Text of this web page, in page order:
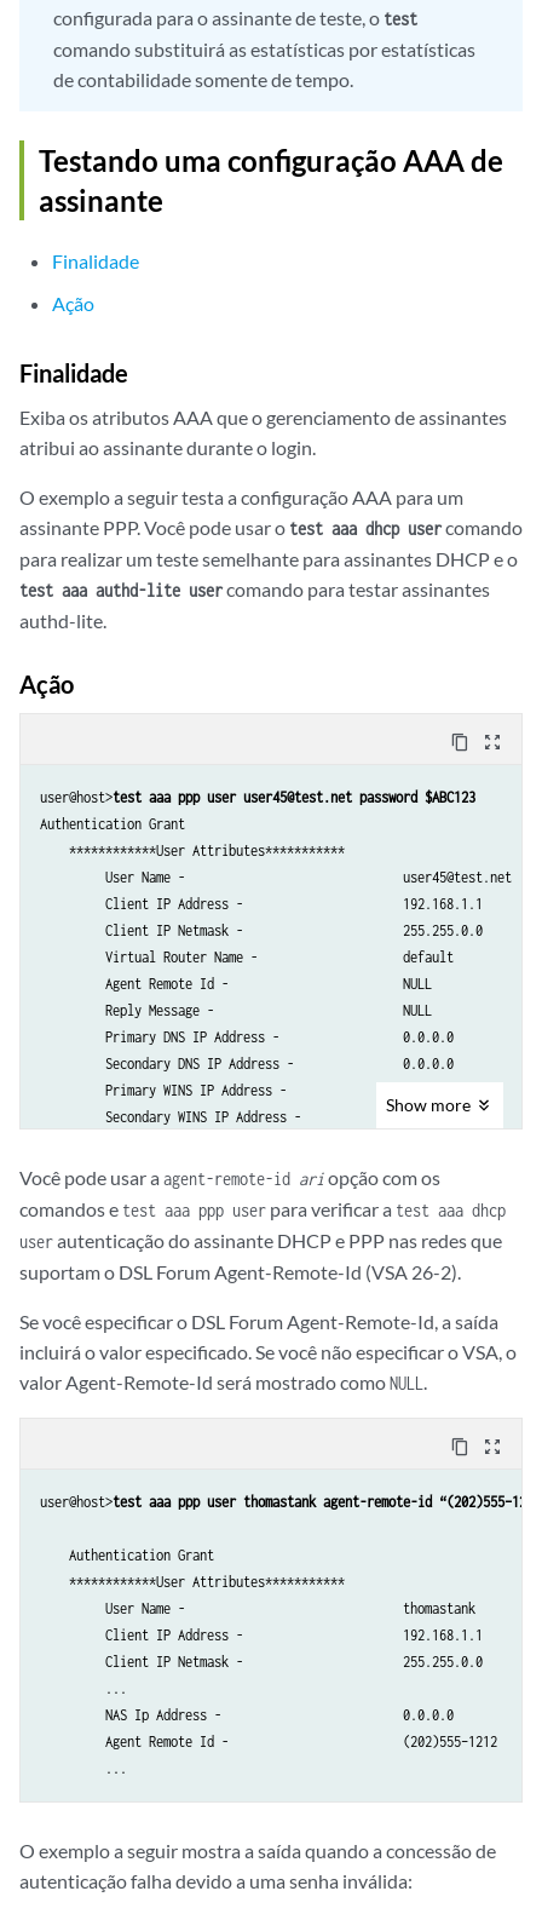
configurada para o assinante de teste, o test
comando substituirá as estatísticas por estatísticas
de contabilidade somente de tempo.
Testando uma configuração AAA de
assinante
Finalidade
Ação
Finalidade
Exiba os atributos AAA que o gerenciamento de assinantes
atribui ao assinante durante o login.
O exemplo a seguir testa a configuração AAA para um
assinante PPP. Você pode usar o test aaa dhcp usercomando
para realizar um teste semelhante para assinantes DHCP e o
test aaa authd-lite usercomando para testar assinantes
authd-lite.
Ação
content_copy zoom_out_map
user@host>test aaa ppp user user45@test.net password $ABC123
Authentication Grant
    ************User Attributes***********
User Name -
         Client IP Address -                      192.168.1.1
         Client IP Netmask -                      255.255.0.0
         Virtual Router Name -                    default
         Agent Remote Id -                        NULL
         Reply Message -                          NULL
         Primary DNS IP Address -                 0.0.0.0
         Secondary DNS IP Address -               0.0.0.0
         Primary WINS IP Address -                0.0.0.0
         Secondary WINS IP Address -              0.0.0.0
         Secondary DNS IPv6 Address  -            ::
         Class Attribute -                        TEST
         Service Type -                           0
         Client IPv6 Address -                    ::
         Framed IPv6 Prefix -                     ::/0
         Framed IPv6 Pool -                       not-set
         NDRA IPv6 Prefix -                       not-set
         Framed Interface Id -                    0:0:0:0
         Delegated IPv6 Pool -                    not-set
         Cos shaping rate -                       100m
         Filter Id -                              not set
Show more
Você pode usar a agent-remote-id ariopção com os
comandos e test aaa ppp user para verificar a test aaa dhcp
userautenticação do assinante DHCP e PPP nas redes que
suportam o DSL Forum Agent-Remote-Id (VSA 26-2).
Se você especificar o DSL Forum Agent-Remote-Id, a saída
incluirá o valor especificado. Se você não especificar o VSA, o
valor Agent-Remote-Id será mostrado comoNULL .
content_copy zoom_out_map
user@host>test aaa ppp user thomastank agent-remote-id
    Authentication Grant
    ************User Attributes***********
         User Name -                              thomastank
         Client IP Address -                      192.168.1.1
         Client IP Netmask -                      255.255.0.0
         ...
         NAS Ip Address -                         0.0.0.0
         Agent Remote Id -                        (202)555–1212
O exemplo a seguir mostra a saída quando a concessão de
autenticação falha devido a uma senha inválida: